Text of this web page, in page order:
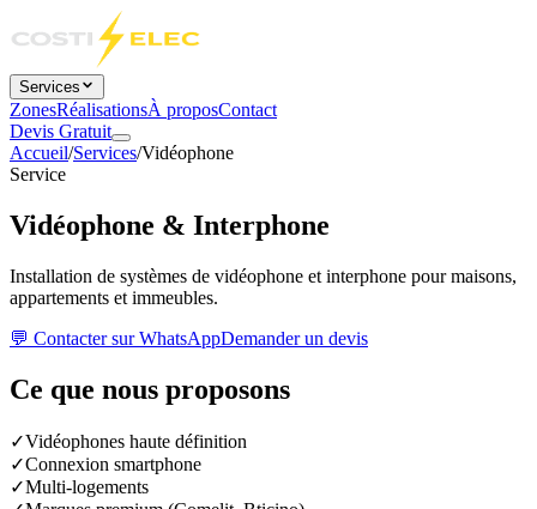
Services
ZonesRéalisationsÀ proposContact
Devis Gratuit
Accueil/Services/Vidéophone
Service
Vidéophone & Interphone
Installation de systèmes de vidéophone et interphone pour maisons,
appartements et immeubles.
💬 Contacter sur WhatsAppDemander un devis
Ce que nous proposons
✓Vidéophones haute définition
✓Connexion smartphone
✓Multi-logements